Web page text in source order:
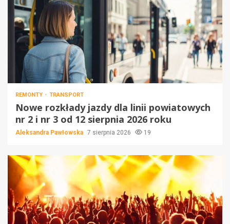
REMONTY TRANSPORT
Nowe rozkłady jazdy dla linii powiatowych
nr 2 i nr 3 od 12 sierpnia 2026 roku
Aleksandra Pawłowska 7 sierpnia 2026 19